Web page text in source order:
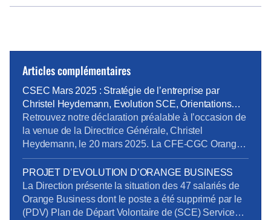
Articles complémentaires
CSEC Mars 2025 : Stratégie de l’entreprise par
Christel Heydemann, Evolution SCE, Orientations
Orange Business
Retrouvez notre déclaration préalable à l’occasion de
la venue de la Directrice Générale, Christel
Heydemann, le 20 mars 2025. La CFE-CGC Orange
l’a interpellée sur plusieurs sujets issus de l’enquête
de la Commission Nationale de Prévention et de
Sécurité (CNPS) : La situation de RPS et un suicide
reconnu en accident du travail La dégradation […]
PROJET D’EVOLUTION D’ORANGE BUSINESS
La Direction présente la situation des 47 salariés de
Orange Business dont le poste a été supprimé par le
(PDV) Plan de Départ Volontaire de (SCE) Services